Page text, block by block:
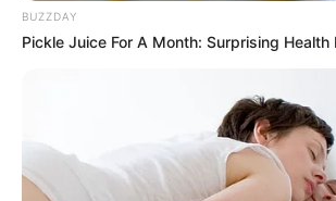
BUZZDAY
Pickle Juice For A Month: Surprising Health